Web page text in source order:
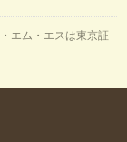
エム・エスは東京証